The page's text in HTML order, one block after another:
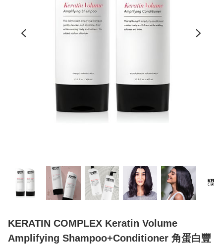
KERATIN COMPLEX Keratin Volume
Amplifying Shampoo+Conditioner 角蛋白豐